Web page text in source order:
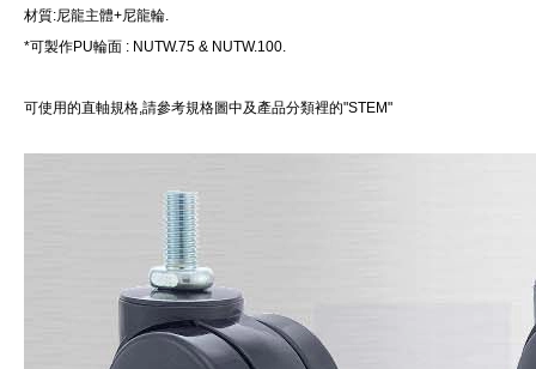
材質:尼龍主體+尼龍輪.
*可製作PU輪面 : NUTW.75 & NUTW.100.
可使用的直軸規格,請參考規格圖中及產品分類裡的"STEM"